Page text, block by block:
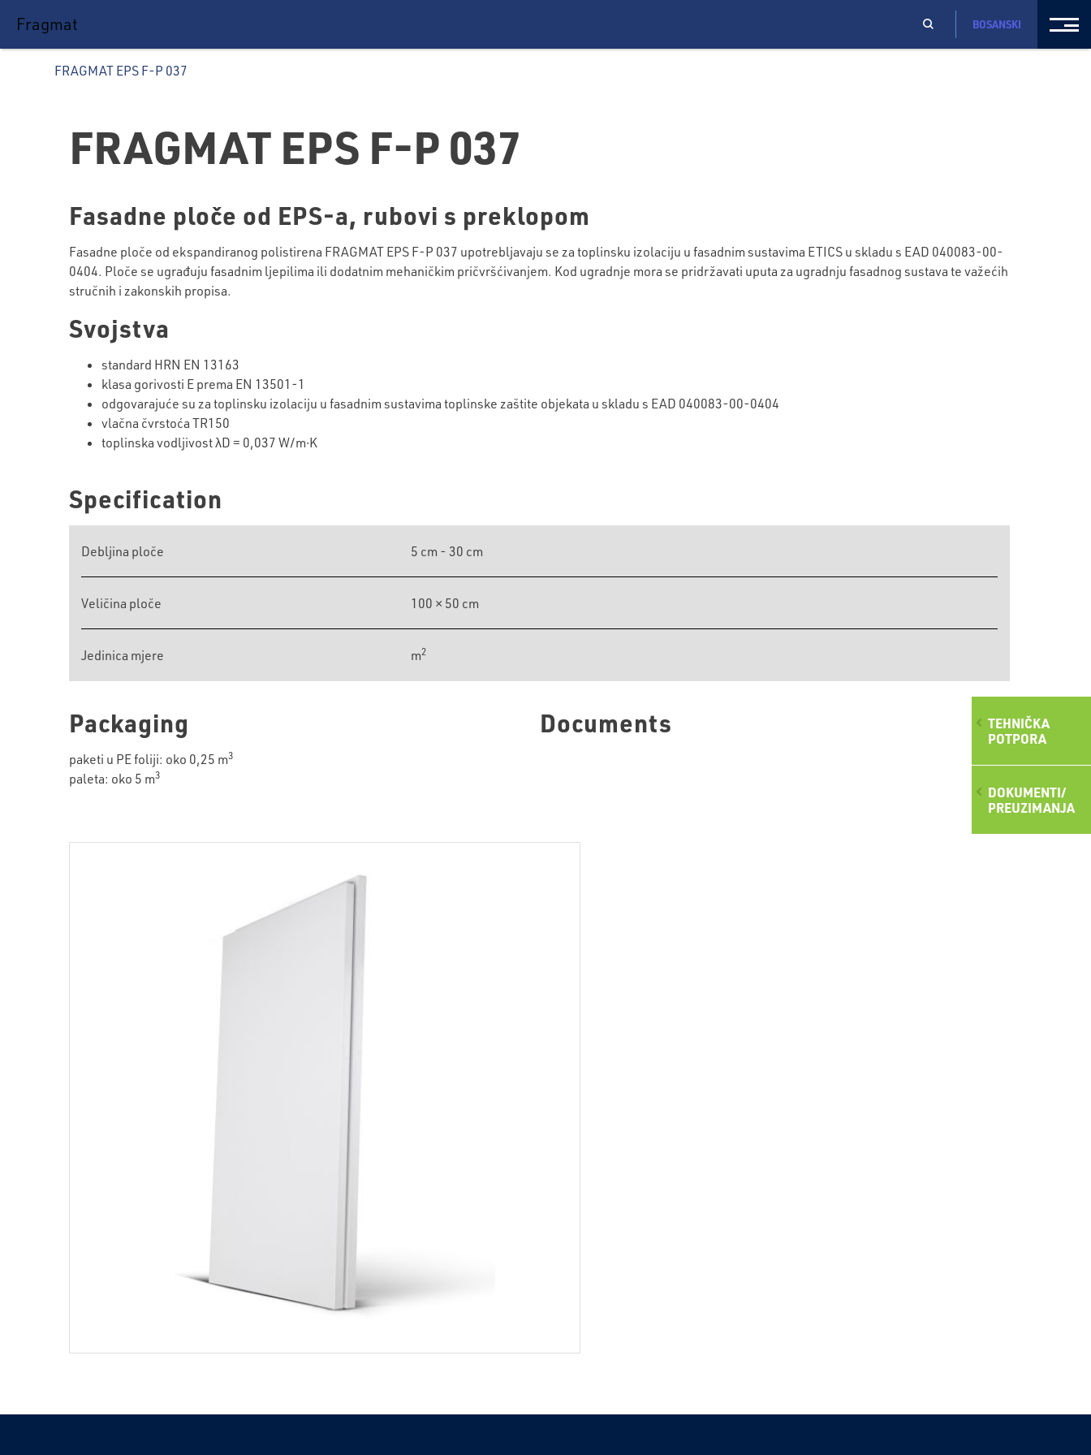
TEHNIČKA
POTPORA
DOKUMENTI/
PREUZIMANJA
Fragmat BOSANSKI
FRAGMAT EPS F-P 037
FRAGMAT EPS F-P 037
Fasadne ploče od EPS-a, rubovi s preklopom
Fasadne ploče od ekspandiranog polistirena FRAGMAT EPS F-P 037 upotrebljavaju se za toplinsku izolaciju u fasadnim sustavima ETICS u skladu s EAD 040083-00-
0404. Ploče se ugrađuju fasadnim ljepilima ili dodatnim mehaničkim pričvršćivanjem. Kod ugradnje mora se pridržavati uputa za ugradnju fasadnog sustava te važećih
stručnih i zakonskih propisa.
Svojstva
standard HRN EN 13163
klasa gorivosti E prema EN 13501-1
odgovarajuće su za toplinsku izolaciju u fasadnim sustavima toplinske zaštite objekata u skladu s EAD 040083-00-0404
vlačna čvrstoća TR150
toplinska vodljivost λD = 0,037 W/m∙K
Specification
Debljina ploče 5 cm - 30 cm
Veličina ploče 100 × 50 cm
Jedinica mjere m2
Packaging
paketi u PE foliji: oko 0,25 m3
paleta: oko 5 m3
Documents